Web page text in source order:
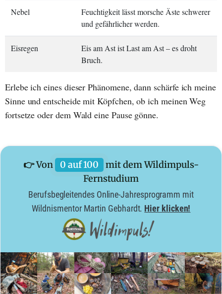
Nebel
Feuchtigkeit lässt morsche Äste schwerer
und gefährlicher werden.
Eisregen
Eis am Ast ist Last am Ast – es droht
Bruch.
Erlebe ich eines dieser Phänomene, dann schärfe ich meine
Sinne und entscheide mit Köpfchen, ob ich meinen Weg
fortsetze oder dem Wald eine Pause gönne.
👉 Von 0 auf 100
mit dem Wildimpuls-
Fernstudium
Berufsbegleitendes Online-Jahresprogramm mit
Wildnismentor Martin Gebhardt. Hier klicken!